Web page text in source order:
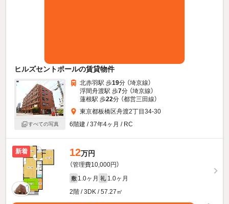
ヒルズセントポールの賃貸物件
すべての写真
北赤羽駅 歩19分 （埼京線）
浮間舟渡駅 歩7分 （埼京線）
蓮根駅 歩22分 （都営三田線）
東京都板橋区舟渡2丁目34-30
6階建 / 37年4ヶ月 / RC
新着 12万円
（管理費10,000円）
敷 1.0ヶ月 礼 1.0ヶ月
2階 / 3DK / 57.27㎡